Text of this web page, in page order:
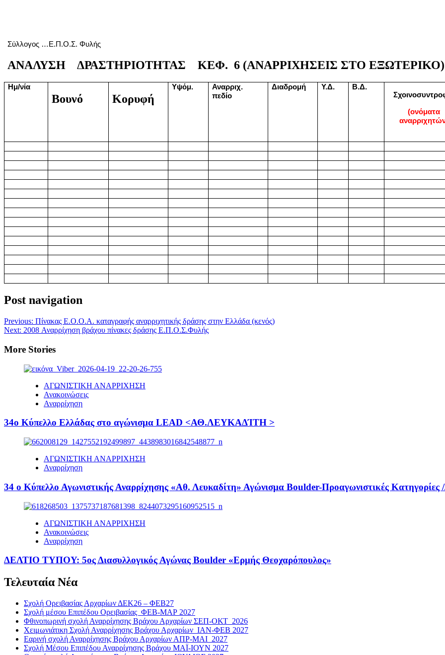
Σύλλογος …Ε.Π.Ο.Σ. Φυλής
ΑΝΑΛΥΣΗ ΔΡΑΣΤΗΡΙΟΤΗΤΑΣ ΚΕΦ. 6 (ΑΝΑΡΡΙΧΗΣΕΙΣ ΣΤΟ ΕΞΩΤΕΡΙΚΟ)
Ημ/νία
Βουνό Κορυφή
Υψόμ.
Αναρριχ.
πεδίο
Διαδρομή Υ.Δ.
Β.Δ.
(ονόματα
Post navigation
Previous: Πίνακας Ε.Ο.Ο.Α. καταγραφής αναρριχητικής δράσης στην Ελλάδα (κενός)
Next: 2008 Αναρρίχηση βράχου πίνακες δράσης Ε.Π.Ο.Σ.Φυλής
More Stories
ΑΓΩΝΙΣΤΙΚΗ ΑΝΑΡΡΙΧΗΣΗ
Ανακοινώσεις
Αναρρίχηση
34ο Κύπελλο Ελλάδας στο αγώνισμα LEAD <ΑΘ.ΛΕΥΚΑΔΊΤΗ >
ΑΓΩΝΙΣΤΙΚΗ ΑΝΑΡΡΙΧΗΣΗ
Αναρρίχηση
34 ο Κύπελλο Αγωνιστικής Αναρρίχησης «Αθ. Λευκαδίτη» Αγώνισμα Boulder-Προαγωνιστικές
ΑΓΩΝΙΣΤΙΚΗ ΑΝΑΡΡΙΧΗΣΗ
Ανακοινώσεις
Αναρρίχηση
ΔΕΛΤΙΟ ΤΥΠΟΥ: 5ος Διασυλλογικός Αγώνας Boulder «Ερμής Θεοχαρόπουλος»
Τελευταία Νέα
Σχολή Ορειβασίας Αρχαρίων ΔΕΚ26 – ΦΕΒ27
Σχολή μέσου Επιπέδου Ορειβασίας ΦΕΒ-ΜΑΡ 2027
Φθινοπωρινή σχολή Αναρρίχησης Βράχου Αρχαρίων ΣΕΠ-ΟΚΤ 2026
Χειμωνιάτικη Σχολή Αναρρίχησης Βράχου Αρχαρίων ΙΑΝ-ΦΕΒ 2027
Εαρινή σχολή Αναρρίχησης Βράχου Αρχαρίων ΑΠΡ-ΜΑΙ 2027
Σχολή Μέσου Επιπέδου Αναρρίχησης Βράχου ΜΑΪ-ΙΟΥΝ 2027